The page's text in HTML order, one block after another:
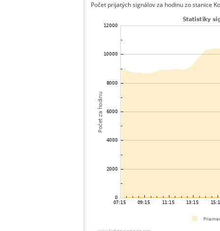
Počet prijatých signálov za hodinu zo stanice